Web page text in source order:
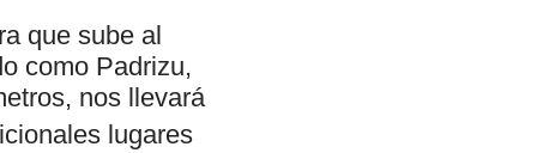
que sube al
como Padrizu,
nos llevará
lugares